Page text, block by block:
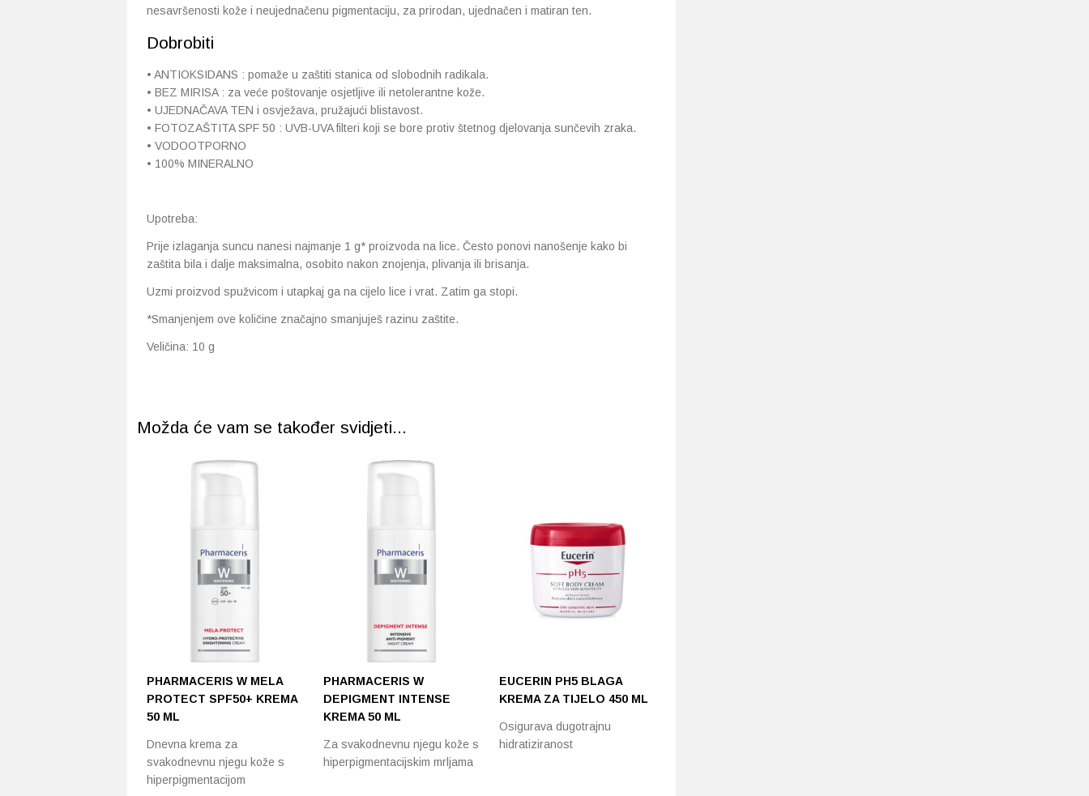
nesavršenosti kože i neujednačenu pigmentaciju, za prirodan, ujednačen i matiran ten.
Dobrobiti
• ANTIOKSIDANS : pomaže u zaštiti stanica od slobodnih radikala.
• BEZ MIRISA : za veće poštovanje osjetljive ili netolerantne kože.
• UJEDNAČAVA TEN i osvježava, pružajući blistavost.
• FOTOZAŠTITA SPF 50 : UVB-UVA filteri koji se bore protiv štetnog djelovanja sunčevih zraka.
• VODOOTPORNO
• 100% MINERALNO
Upotreba:
Prije izlaganja suncu nanesi najmanje 1 g* proizvoda na lice. Često ponovi nanošenje kako bi
zaštita bila i dalje maksimalna, osobito nakon znojenja, plivanja ili brisanja.
Uzmi proizvod spužvicom i utapkaj ga na cijelo lice i vrat. Zatim ga stopi.
*Smanjenjem ove količine značajno smanjuješ razinu zaštite.
Veličina: 10 g
Možda će vam se također svidjeti...
PHARMACERIS W MELA
PROTECT SPF50+ KREMA
50 ML
Dnevna krema za
svakodnevnu njegu kože s
hiperpigmentacijom
PHARMACERIS W
DEPIGMENT INTENSE
KREMA 50 ML
Za svakodnevnu njegu kože s
hiperpigmentacijskim mrljama
EUCERIN PH5 BLAGA
KREMA ZA TIJELO 450 ML
Osigurava dugotrajnu
hidratiziranost